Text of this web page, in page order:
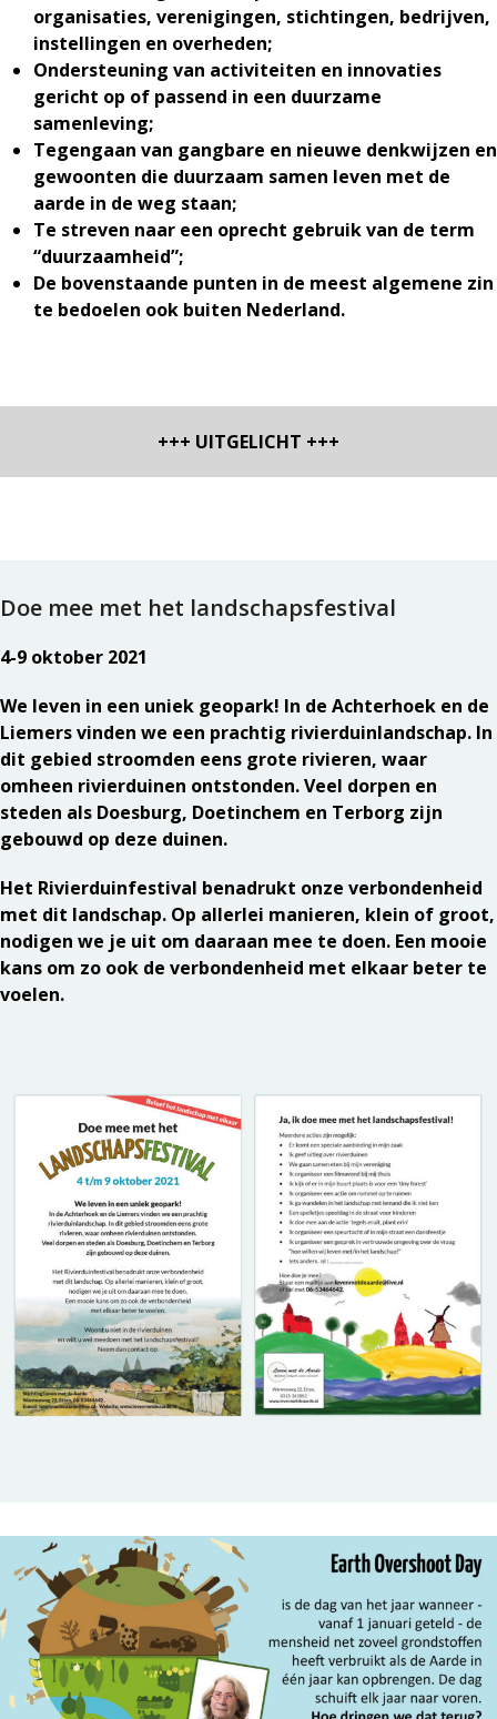
organisaties, verenigingen, stichtingen, bedrijven,
instellingen en overheden;
Ondersteuning van activiteiten en innovaties
gericht op of passend in een duurzame
samenleving;
Tegengaan van gangbare en nieuwe denkwijzen en
gewoonten die duurzaam samen leven met de
aarde in de weg staan;
Te streven naar een oprecht gebruik van de term
“duurzaamheid”;
De bovenstaande punten in de meest algemene zin
te bedoelen ook buiten Nederland.
+++ UITGELICHT +++
Doe mee met het landschapsfestival
4-9 oktober 2021
We leven in een uniek geopark! In de Achterhoek en de
Liemers vinden we een prachtig rivierduinlandschap. In
dit gebied stroomden eens grote rivieren, waar
omheen rivierduinen ontstonden. Veel dorpen en
steden als Doesburg, Doetinchem en Terborg zijn
gebouwd op deze duinen.
Het Rivierduinfestival benadrukt onze verbondenheid
met dit landschap. Op allerlei manieren, klein of groot,
nodigen we je uit om daaraan mee te doen. Een mooie
kans om zo ook de verbondenheid met elkaar beter te
voelen.